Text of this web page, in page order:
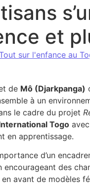
et
sur l'enfance au
s’unissent
de Mô (Djarkpanga)
à un
le cadre du projet
Togo
en apprentissage.
d’un
des
avant de modèles